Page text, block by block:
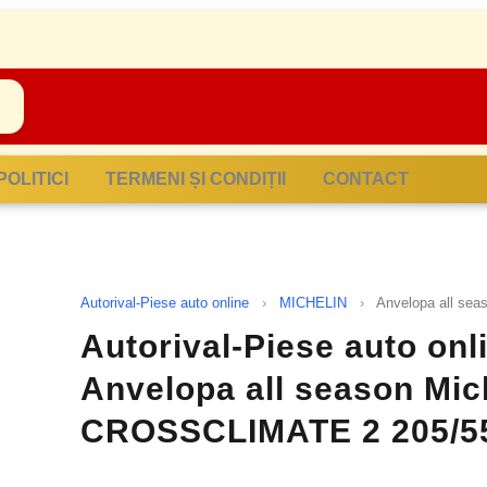
POLITICI TERMENI ȘI CONDIȚII CONTACT
Autorival-Piese auto online › MICHELIN › Anvelopa all
Autorival-Piese auto
Anvelopa all season
CROSSCLIMATE 2 205/